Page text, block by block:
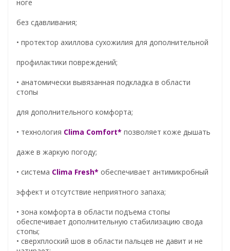
ноге
без сдавливания;
• протектор ахиллова сухожилия для дополнительной
профилактики повреждений;
• анатомически вывязанная подкладка в области
стопы
для дополнительного комфорта;
• технология Clima Comfort* позволяет коже дышать
даже в жаркую погоду;
• система Clima Fresh* обеспечивает антимикробный
эффект и отсутствие неприятного запаха;
• зона комфорта в области подъема стопы
обеспечивает дополнительную стабилизацию свода
стопы;
• сверxплоский шов в области пальцев не давит и не